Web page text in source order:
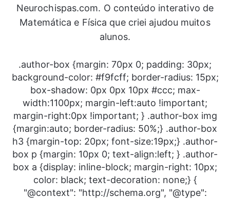
Neurochispas.com. O conteúdo interativo de
Matemática e Física que criei ajudou muitos
alunos.
.author-box {margin: 70px 0; padding: 30px;
background-color: #f9fcff; border-radius: 15px;
box-shadow: 0px 0px 10px #ccc; max-
width:1100px; margin-left:auto !important;
margin-right:0px !important; } .author-box img
{margin:auto; border-radius: 50%;} .author-box
h3 {margin-top: 20px; font-size:19px;} .author-
box p {margin: 10px 0; text-align:left; } .author-
box a {display: inline-block; margin-right: 10px;
color: black; text-decoration: none;} {
"@context": "http://schema.org", "@type":